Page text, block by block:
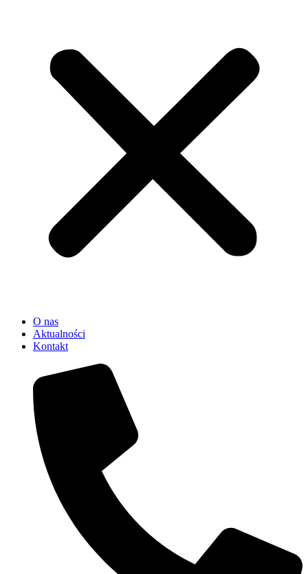
O nas
Aktualności
Kontakt